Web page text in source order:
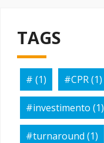
TAGS
# (1) #CPR(1)
#investimento (1)
#turnaround (1)